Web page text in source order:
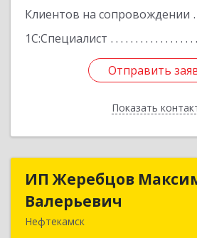
Клиентов на сопровождении
1С:Специалист
Отправить
Показать
Отправить
Назад
ИП Жеребцов
Валерьевич
Нефтекамск
ИП